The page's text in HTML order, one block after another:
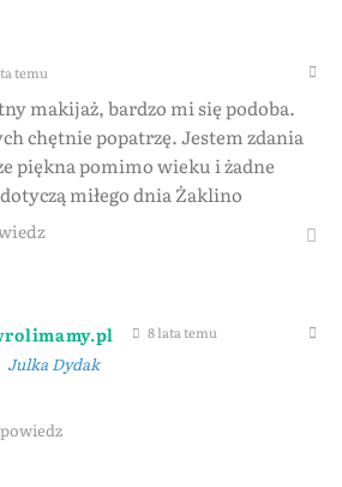
temu
makijaż, bardzo mi się podoba.
chętnie popatrzę. Jestem zdania
piękna pomimo wieku i żadne
miłego dnia Żaklino
8 lata temu
Julka Dydak